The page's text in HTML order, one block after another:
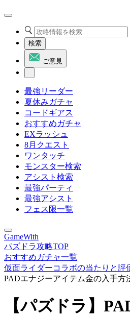
検索
ご意見
最強リーダー
夏休みガチャ
コードギアス
おすすめガチャ
EXラッシュ
8月クエスト
ワンタッチ
モンスター検索
アシスト検索
最強パーティ
最強アシスト
フェス限一覧
GameWith
パズドラ攻略TOP
おすすめガチャ一覧
仮面ライダーコラボの当たりと評
PADエナジーアイテム金の入手方
【パズドラ】